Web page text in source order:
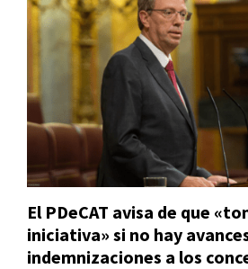
El PDeCAT avisa de que
iniciativa» si no hay
indemnizaciones a los